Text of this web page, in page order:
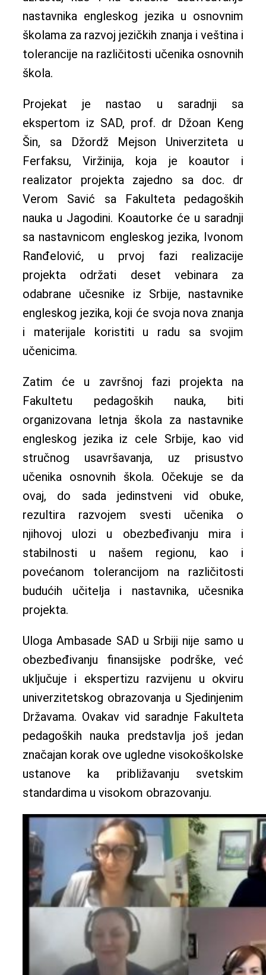
nastavnika engleskog jezika u osnovnim
školama za razvoj jezičkih znanja i veština i
tolerancije na različitosti učenika osnovnih
škola.
Projekat je nastao u saradnji sa
ekspertom iz SAD, prof. dr Džoan Keng
Šin, sa Džordž Mejson Univerziteta u
Ferfaksu, Viržinija, koja je koautor i
realizator projekta zajedno sa doc. dr
Verom Savić sa Fakulteta pedagoških
nauka u Jagodini. Koautorke će u saradnji
sa nastavnicom engleskog jezika, Ivonom
Ranđelović, u prvoj fazi realizacije
projekta održati deset vebinara za
odabrane učesnike iz Srbije, nastavnike
engleskog jezika, koji će svoja nova znanja
i materijale koristiti u radu sa svojim
učenicima.
Zatim će u završnoj fazi projekta na
Fakultetu pedagoških nauka, biti
organizovana letnja škola za nastavnike
engleskog jezika iz cele Srbije, kao vid
stručnog usavršavanja, uz prisustvo
učenika osnovnih škola. Očekuje se da
ovaj, do sada jedinstveni vid obuke,
rezultira razvojem svesti učenika o
njihovoj ulozi u obezbeđivanju mira i
stabilnosti u našem regionu, kao i
povećanom tolerancijom na različitosti
budućih učitelja i nastavnika, učesnika
projekta.
Uloga Ambasade SAD u Srbiji nije samo u
obezbeđivanju finansijske podrške, već
uključuje i ekspertizu razvijenu u okviru
univerzitetskog obrazovanja u Sjedinjenim
Državama. Ovakav vid saradnje Fakulteta
pedagoških nauka predstavlja još jedan
značajan korak ove ugledne visokoškolske
ustanove ka približavanju svetskim
standardima u visokom obrazovanju.